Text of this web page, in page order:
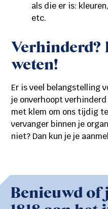
als die er is:
etc.
Verhinderd?
weten!
Er is veel belangstelling
je onverhoopt
met klem om ons tijdig
vervanger binnen je
niet? Dan kun je je
Benieuwd of